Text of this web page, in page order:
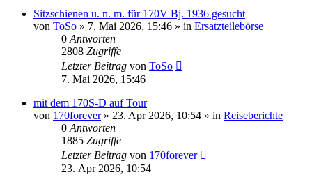
Sitzschienen u. n. m. für 170V Bj. 1936 gesucht
von ToSo » 7. Mai 2026, 15:46 » in Ersatzteilebörse
0 Antworten
2808 Zugriffe
Letzter Beitrag von ToSo
7. Mai 2026, 15:46
mit dem 170S-D auf Tour
von 170forever» 23. Apr 2026, 10:54 » in Reiseberichte
0 Antworten
1885 Zugriffe
Letzter Beitrag von 170forever
23. Apr 2026, 10:54